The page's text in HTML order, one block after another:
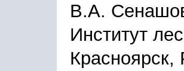
В.А.
Институт
Красноярск,